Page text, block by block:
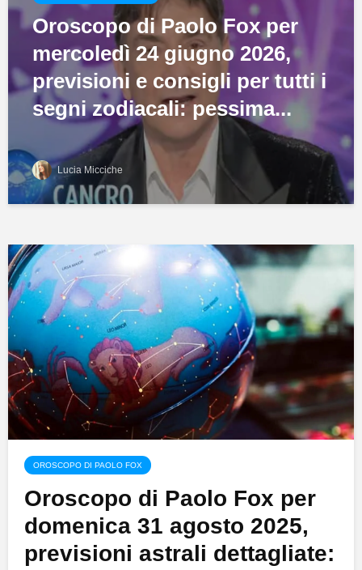
Oroscopo di Paolo Fox per
mercoledì 24 giugno 2026,
previsioni e consigli per tutti i
segni zodiacali: pessima...
Lucia Micciche
OROSCOPO DI PAOLO FOX
Oroscopo di Paolo Fox per
domenica 31 agosto 2025,
previsioni astrali dettagliate: